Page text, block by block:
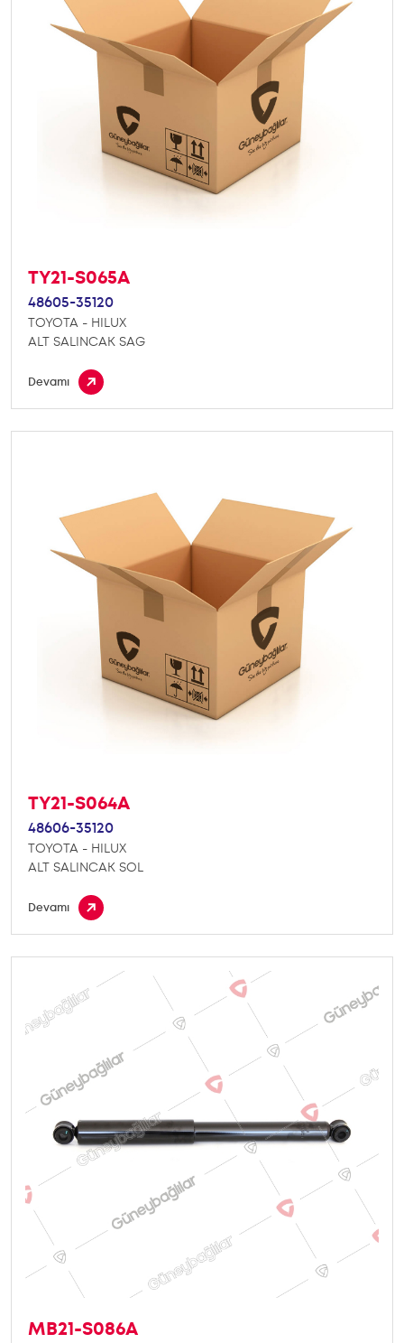
TY21-S065A
48605-35120
TOYOTA - HILUX
ALT SALINCAK SAG
Devamı
TY21-S064A
48606-35120
TOYOTA - HILUX
ALT SALINCAK SOL
Devamı
MB21-S086A